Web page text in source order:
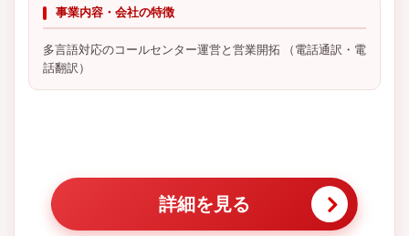
事業内容・会社の特徴
多言語対応のコールセンター運営と営業開拓 （電話通訳・電
話翻訳）
詳細を見る